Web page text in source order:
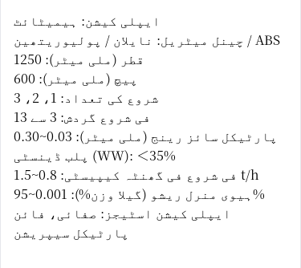
ایپلی کیشن: ہیمیٹائٹ
چینل میٹریل: نایلان / پولیوریتھین / ABS
قطر (ملی میٹر): 1250
پیچ (ملی میٹر): 600
شروع کی تعداد: 1، 2، 3
فی شروع گردش: 3 سے 13
پارٹیکل سائز رینج (ملی میٹر): 0.03~0.30
پلب ڈینسٹی (WW): ＜35%
فی شروع فی گھنٹہ کیپیسٹی: 0.8~1.5 t/h
ہیوی منرل ریشو (گیلا وزن%): 0.001~95%
ایپلی کیشن اسٹیجز: صفائی، فائن
پارٹیکل سیپریشن